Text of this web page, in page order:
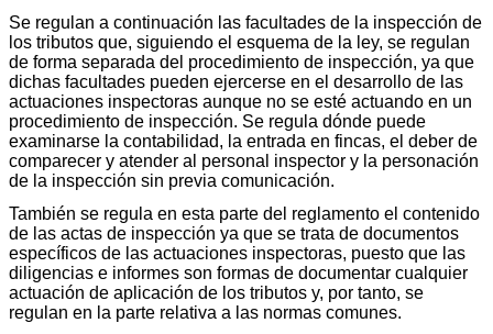
Se regulan a continuación las facultades de la inspección de
los tributos que, siguiendo el esquema de la ley, se regulan
de forma separada del procedimiento de inspección, ya que
dichas facultades pueden ejercerse en el desarrollo de las
actuaciones inspectoras aunque no se esté actuando en un
procedimiento de inspección. Se regula dónde puede
examinarse la contabilidad, la entrada en fincas, el deber de
comparecer y atender al personal inspector y la personación
de la inspección sin previa comunicación.
También se regula en esta parte del reglamento el contenido
de las actas de inspección ya que se trata de documentos
específicos de las actuaciones inspectoras, puesto que las
diligencias e informes son formas de documentar cualquier
actuación de aplicación de los tributos y, por tanto, se
regulan en la parte relativa a las normas comunes.